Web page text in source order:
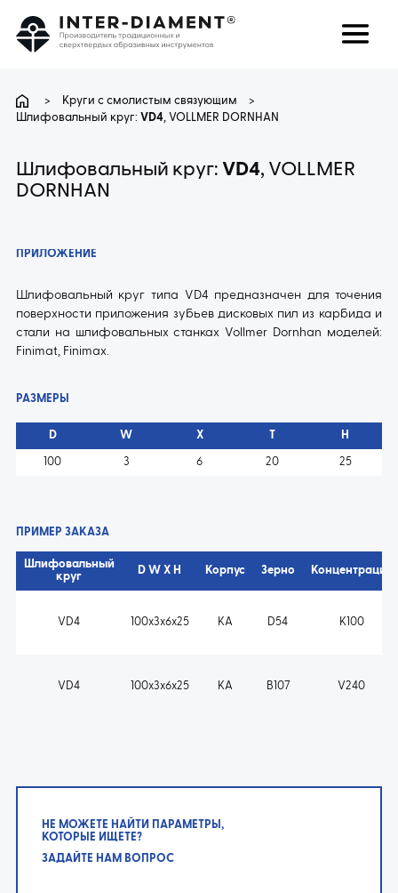
ПРОДУКТЫ
ЧАВО
КАРЬЕРА
КОНТАКТ
> Круги с смолистым связующим
>
Шлифовальный круг: VD4, VOLLMER DORNHAN
Шлифовальный круг: VD4, VOLLMER
DORNHAN
ПРИЛОЖЕНИЕ
Шлифовальный круг типа VD4 предназначен для точения
поверхности приложения зубьев дисковых пил из карбида и
стали на шлифовальных станках Vollmer Dornhan моделей:
Finimat, Finimax.
РАЗМЕРЫ
D W X T H
100 3 6 20 25
ПРИМЕР ЗАКАЗА
Шлифовальный
круг
D W X H Корпус Зерно Концентрация
VD4 100x3x6x25 KA D54 K100
VD4 100x3x6x25 KA B107 V240
НЕ МОЖЕТЕ НАЙТИ ПАРАМЕТРЫ,
КОТОРЫЕ ИЩЕТЕ?
ЗАДАЙТЕ НАМ ВОПРОС